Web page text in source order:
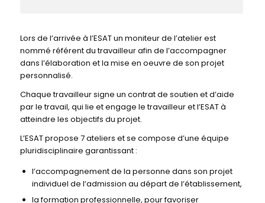
Lors de l’arrivée à l’ESAT un moniteur de l’atelier est
nommé référent du travailleur afin de l’accompagner
dans l’élaboration et la mise en oeuvre de son projet
personnalisé.
Chaque travailleur signe un contrat de soutien et d’aide
par le travail, qui lie et engage le travailleur et l’ESAT à
atteindre les objectifs du projet.
L’ESAT propose 7 ateliers et se compose d’une équipe
pluridisciplinaire garantissant :
l’accompagnement de la personne dans son projet
individuel de l’admission au départ de l’établissement,
la formation professionnelle, pour favoriser